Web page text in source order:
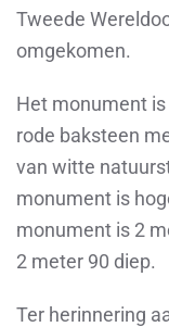
Tweede
omgekomen.
Het monument
rode baksteen
van witte
monument is
monument is 2
2 meter 90 diep.
Ter herinnering